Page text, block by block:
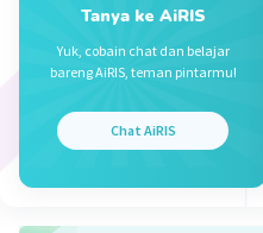
-6 = a(3)(-1)
-6 = -3a
a = 2
Substitusikan a =
y = 2(x + 1)(x - 3)
Tanya ke AiRIS
Yuk, cobain chat dan belajar
bareng AiRIS, teman pintarmu!
Chat AiRIS